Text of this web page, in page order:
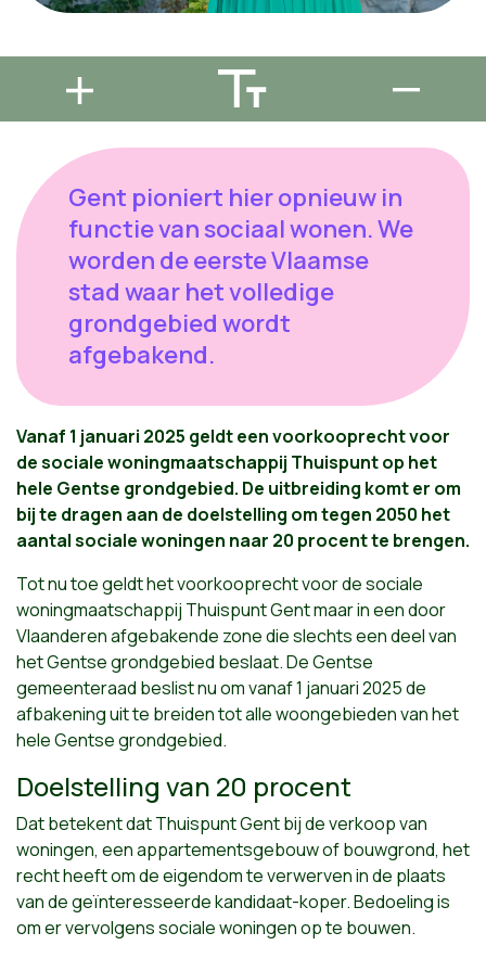
Gent pioniert hier opnieuw in
functie van sociaal wonen. We
worden de eerste Vlaamse
stad waar het volledige
grondgebied wordt
afgebakend.
Vanaf 1 januari 2025 geldt een voorkooprecht voor
de sociale woningmaatschappij Thuispunt op het
hele Gentse grondgebied. De uitbreiding komt er om
bij te dragen aan de doelstelling om tegen 2050 het
aantal sociale woningen naar 20 procent te brengen.
Tot nu toe geldt het voorkooprecht voor de sociale
woningmaatschappij Thuispunt Gent maar in een door
Vlaanderen afgebakende zone die slechts een deel van
het Gentse grondgebied beslaat. De Gentse
gemeenteraad beslist nu om vanaf 1 januari 2025 de
afbakening uit te breiden tot alle woongebieden van het
hele Gentse grondgebied.
Doelstelling van 20 procent
Dat betekent dat Thuispunt Gent bij de verkoop van
woningen, een appartementsgebouw of bouwgrond, het
recht heeft om de eigendom te verwerven in de plaats
van de geïnteresseerde kandidaat-koper. Bedoeling is
om er vervolgens sociale woningen op te bouwen.